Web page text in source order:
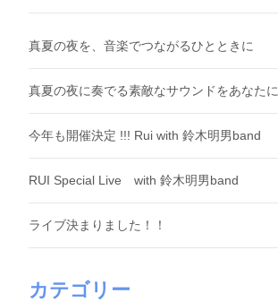
真夏の夜を、音楽でつながるひとときに
真夏の夜に奏でる素敵なサウンドをあなたに
今年も開催決定 !!! Rui with 鈴木明男band
RUI Special Live with 鈴木明男band
ライブ決まりました！！
カテゴリー